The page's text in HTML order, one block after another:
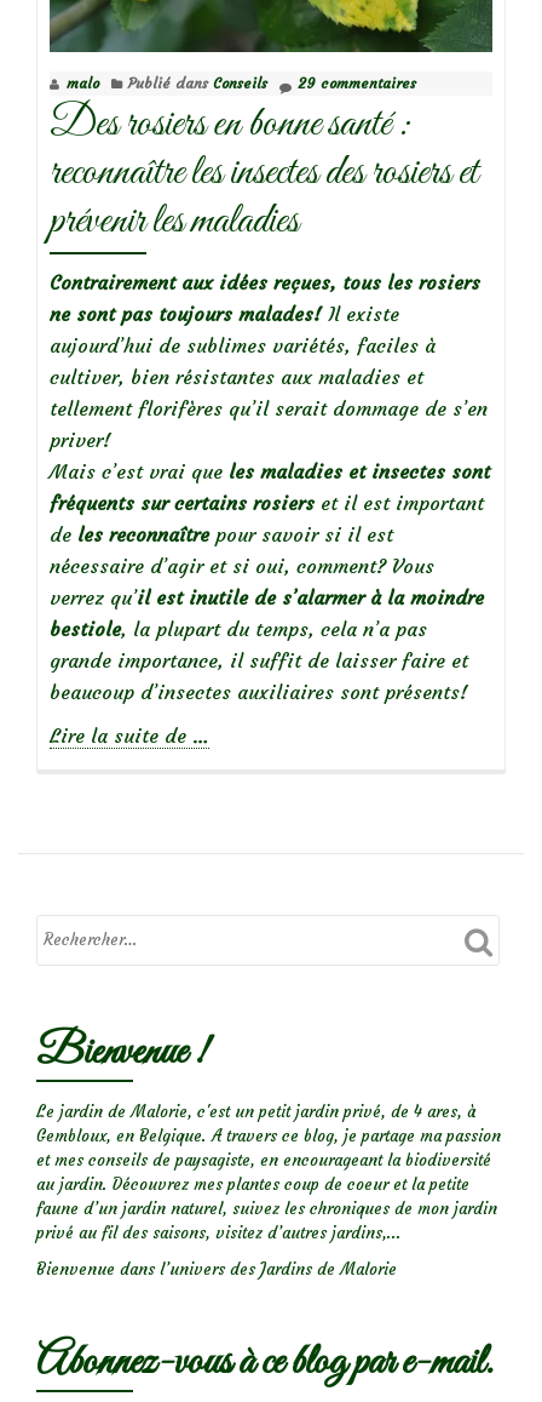
malo Publié dans Conseils 29 commentaires
Des rosiers en bonne santé :
reconnaître les insectes des rosiers et
prévenir les maladies
Contrairement aux idées reçues, tous les rosiers
ne sont pas toujours malades!Il existe
aujourd’hui de sublimes variétés, faciles à
cultiver, bien résistantes aux maladies et
tellement florifères qu’il serait dommage de s’en
priver!
Mais c’est vrai que les maladies et insectes sont
fréquents sur certains rosiers et il est important
de les reconnaîtrepour savoir si il est
nécessaire d’agir et si oui, comment? Vous
verrez qu’il est inutile de s’alarmer à la moindre
bestiole, la plupart du temps, cela n’a pas
grande importance, il suffit de laisser faire et
beaucoup d’insectes auxiliaires sont présents!
Lire la suite de à
en
santé
insectes
rosiers
et
prévenir
les
maladies
…
Bienvenue !
Le jardin de Malorie, c'est un petit jardin privé, de 4 ares, à
Gembloux, en Belgique. A travers ce blog, je partage ma passion
et mes conseils de paysagiste, en encourageant la biodiversité
au jardin. Découvrez mes plantes coup de coeur et la petite
faune d’un jardin naturel, suivez les chroniques de mon jardin
privé au fil des saisons, visitez d’autres jardins,...
Bienvenue dans l’univers des Jardins de Malorie
Abonnez-vous à ce blog par e-mail.